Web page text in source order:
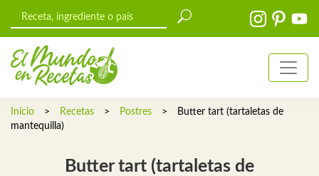
Inicio > Recetas > Postres >
Butter tart (tartaletas de
mantequilla)
Butter tart (tartaletas de